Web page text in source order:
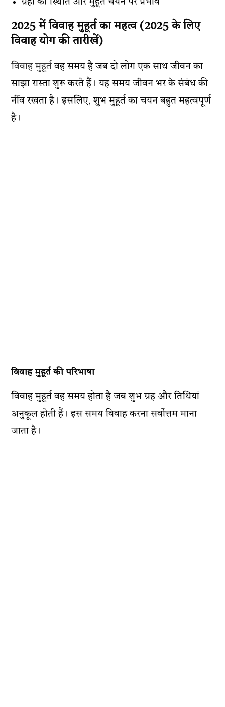
ग्रहों की स्थिति और मुहूर्त चयन पर प्रभाव
2025 में विवाह मुहूर्त का महत्व (2025 के लिए
विवाह योग की तारीखें)
विवाह मुहूर्तवह समय है जब दो लोग एक साथ जीवन का
साझा रास्ता शुरू करते हैं। यह समय जीवन भर के संबंध की
नींव रखता है। इसलिए, शुभ मुहूर्त का चयन बहुत महत्वपूर्ण
है।
विवाह मुहूर्त की परिभाषा
विवाह मुहूर्त वह समय होता है जब शुभ ग्रह और तिथियां
अनुकूल होती हैं। इस समय विवाह करना सर्वोत्तम माना
जाता है।